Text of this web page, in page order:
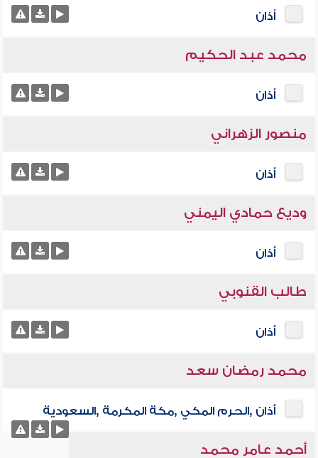
أذان
محمد عبد الحكيم
أذان
منصور الزهراني
أذان
وديع حمادي اليمني
أذان
طالب القنوبي
أذان
محمد رمضان سعد
أذان ,الحرم المكي ,مكة المكرمة ,السعودية
أحمد عامر محمد